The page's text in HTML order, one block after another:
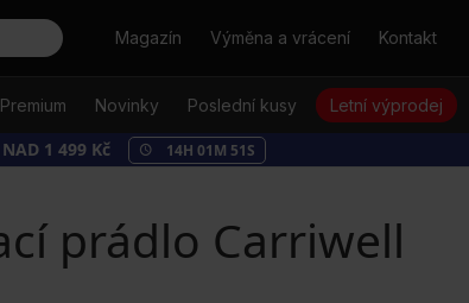
HledatMagazín Výměna a vrácení Kontakt
Premium Novinky Poslední kusy Letní výprodej
1 499 Kč 14H 01M 51S
prádlo Carriwell